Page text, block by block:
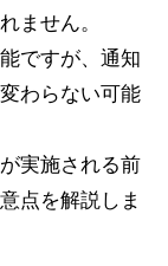
ません。
ですが、通知
わらない可能
実施される前
点を解説しま